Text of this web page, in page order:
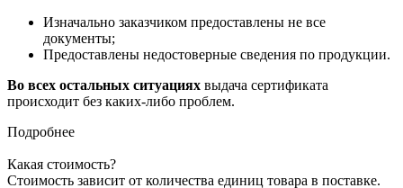
Изначально заказчиком предоставлены не все
документы;
Предоставлены недостоверные сведения по продукции.
Во всех остальных ситуациях выдача сертификата
происходит без каких-либо проблем.
Подробнее
Какая стоимость?
Стоимость зависит от количества единиц товара в поставке.